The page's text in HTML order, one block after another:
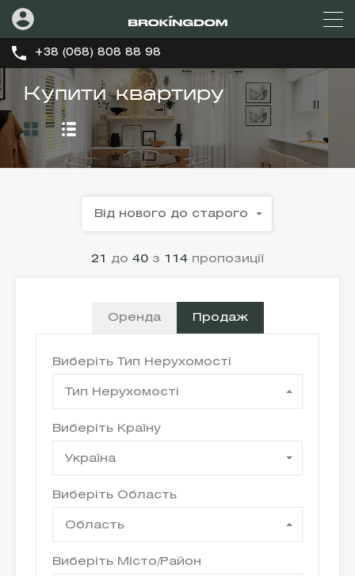
+38 (068) 808 88 98
Купити квартиру
21 до 40 з 114 пропозиції
Від нового до старого
Оренда Продаж
Виберіть Тип Нерухомості
Тип Нерухомості
Виберіть Країну
Україна
Виберіть Область
Область
Виберіть Місто/Район